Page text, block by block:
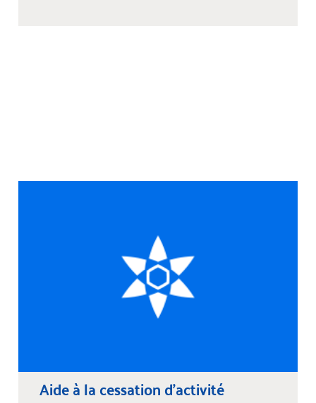
Aide à la cessation d’activité